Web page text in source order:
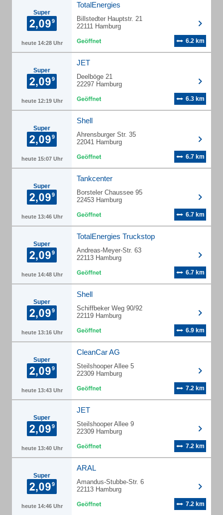
Super
heute 14:28 Uhr
TotalEnergies
Billstedter Hauptstr. 21
22111 Hamburg
6.2 km
Super
heute 12:19 Uhr
JET
Deelböge 21
22297 Hamburg
6.3 km
Super
heute 15:07 Uhr
Shell
Ahrensburger Str. 35
22041 Hamburg
6.7 km
Super
heute 13:46 Uhr
Tankcenter
Borsteler Chaussee 95
22453 Hamburg
6.7 km
Super
heute 14:48 Uhr
TotalEnergies Truckstop
Andreas-Meyer-Str. 63
22113 Hamburg
6.7 km
Super
heute 13:16 Uhr
Shell
Schiffbeker Weg 90/92
22119 Hamburg
6.9 km
Super
heute 13:43 Uhr
CleanCar AG
Steilshooper Allee 5
22309 Hamburg
7.2 km
Super
heute 13:40 Uhr
JET
Steilshooper Allee 9
22309 Hamburg
7.2 km
Super
heute 14:46 Uhr
ARAL
Amandus-Stubbe-Str. 6
22113 Hamburg
7.2 km